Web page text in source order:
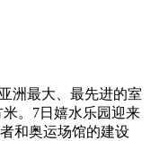
洲最大、最先进的室
。7日嬉水乐园迎来
和奥运场馆的建设